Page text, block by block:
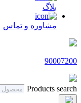
بلاگ
مشاوره و تماس
90007200
Products search